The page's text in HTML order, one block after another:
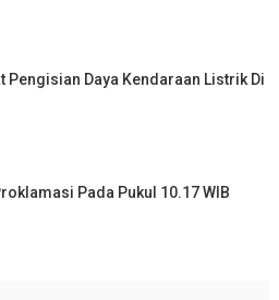
Pengisian Daya Kendaraan Listrik Di
Pada Pukul 10.17 WIB